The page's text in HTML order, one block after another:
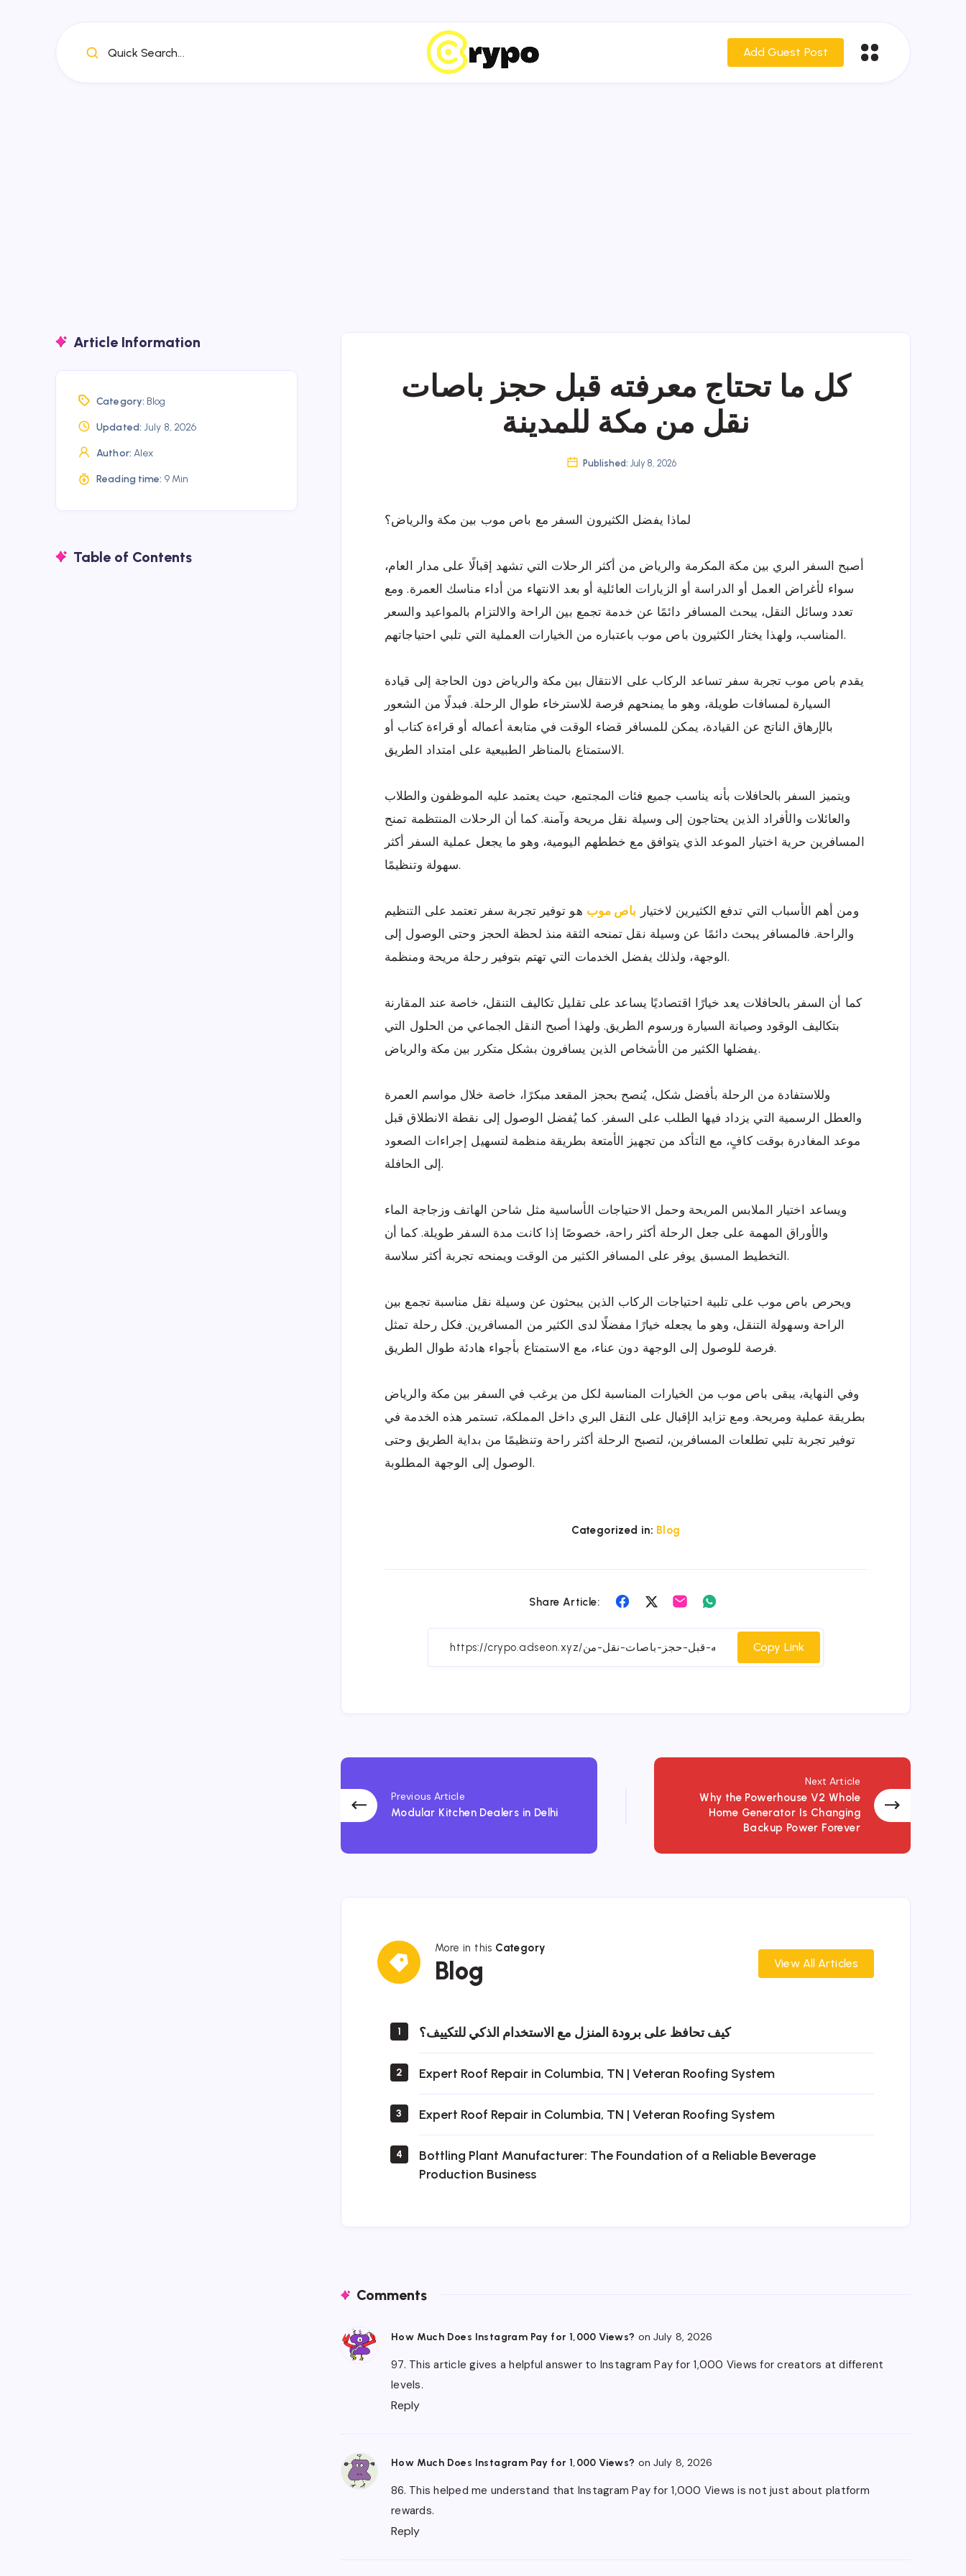
Quick Search... Add Guest Post
كل ما تحتاج معرفته قبل حجز باصات
نقل من مكة للمدينة
Published: July 8, 2026
لماذا يفضل الكثيرون السفر مع باص موب بين مكة والرياض؟
أصبح السفر البري بين مكة المكرمة والرياض من أكثر الرحلات التي تشهد إقبالًا على مدار العام،
سواء لأغراض العمل أو الدراسة أو الزيارات العائلية أو بعد الانتهاء من أداء مناسك العمرة. ومع
تعدد وسائل النقل، يبحث المسافر دائمًا عن خدمة تجمع بين الراحة والالتزام بالمواعيد والسعر
المناسب، ولهذا يختار الكثيرون باص موب باعتباره من الخيارات العملية التي تلبي احتياجاتهم.
يقدم باص موب تجربة سفر تساعد الركاب على الانتقال بين مكة والرياض دون الحاجة إلى قيادة
السيارة لمسافات طويلة، وهو ما يمنحهم فرصة للاسترخاء طوال الرحلة. فبدلًا من الشعور
بالإرهاق الناتج عن القيادة، يمكن للمسافر قضاء الوقت في متابعة أعماله أو قراءة كتاب أو
الاستمتاع بالمناظر الطبيعية على امتداد الطريق.
ويتميز السفر بالحافلات بأنه يناسب جميع فئات المجتمع، حيث يعتمد عليه الموظفون والطلاب
والعائلات والأفراد الذين يحتاجون إلى وسيلة نقل مريحة وآمنة. كما أن الرحلات المنتظمة تمنح
المسافرين حرية اختيار الموعد الذي يتوافق مع خططهم اليومية، وهو ما يجعل عملية السفر أكثر
سهولة وتنظيمًا.
ومن أهم الأسباب التي تدفع الكثيرين لاختيار باص موب هو توفير تجربة سفر تعتمد على التنظيم
والراحة. فالمسافر يبحث دائمًا عن وسيلة نقل تمنحه الثقة منذ لحظة الحجز وحتى الوصول إلى
الوجهة، ولذلك يفضل الخدمات التي تهتم بتوفير رحلة مريحة ومنظمة.
كما أن السفر بالحافلات يعد خيارًا اقتصاديًا يساعد على تقليل تكاليف التنقل، خاصة عند المقارنة
بتكاليف الوقود وصيانة السيارة ورسوم الطريق. ولهذا أصبح النقل الجماعي من الحلول التي
يفضلها الكثير من الأشخاص الذين يسافرون بشكل متكرر بين مكة والرياض.
وللاستفادة من الرحلة بأفضل شكل، يُنصح بحجز المقعد مبكرًا، خاصة خلال مواسم العمرة
والعطل الرسمية التي يزداد فيها الطلب على السفر. كما يُفضل الوصول إلى نقطة الانطلاق قبل
موعد المغادرة بوقت كافٍ، مع التأكد من تجهيز الأمتعة بطريقة منظمة لتسهيل إجراءات الصعود
إلى الحافلة.
ويساعد اختيار الملابس المريحة وحمل الاحتياجات الأساسية مثل شاحن الهاتف وزجاجة الماء
والأوراق المهمة على جعل الرحلة أكثر راحة، خصوصًا إذا كانت مدة السفر طويلة. كما أن
التخطيط المسبق يوفر على المسافر الكثير من الوقت ويمنحه تجربة أكثر سلاسة.
ويحرص باص موب على تلبية احتياجات الركاب الذين يبحثون عن وسيلة نقل مناسبة تجمع بين
الراحة وسهولة التنقل، وهو ما يجعله خيارًا مفضلًا لدى الكثير من المسافرين. فكل رحلة تمثل
فرصة للوصول إلى الوجهة دون عناء، مع الاستمتاع بأجواء هادئة طوال الطريق.
وفي النهاية، يبقى باص موب من الخيارات المناسبة لكل من يرغب في السفر بين مكة والرياض
بطريقة عملية ومريحة. ومع تزايد الإقبال على النقل البري داخل المملكة، تستمر هذه الخدمة في
توفير تجربة تلبي تطلعات المسافرين، لتصبح الرحلة أكثر راحة وتنظيمًا من بداية الطريق وحتى
الوصول إلى الوجهة المطلوبة.
Categorized in: Blog
Share Article:
Share
Facebook
Share
Twitter
Share
Email
WhatsappCopy Link
Previous Article
Modular Kitchen Dealers in Delhi
Next Article
Why the Powerhouse V2 Whole
Home Generator Is Changing
Backup Power Forever
More in this Category
Blog
Blog
View All Articles
1 كيف تحافظ على برودة المنزل مع الاستخدام الذكي للتكييف؟
2 Expert Roof Repair in Columbia, TN | Veteran Roofing System
3 Expert Roof Repair in Columbia, TN | Veteran Roofing System
4
Bottling Plant Manufacturer: The Foundation of a Reliable Beverage
Production Business
Comments
How Much Does Instagram Pay for 1,000 Views? on July 8, 2026
97. This article gives a helpful answer to Instagram Pay for 1,000 Views for creators at different
levels.
Reply
How Much Does Instagram Pay for 1,000 Views? on July 8, 2026
86. This helped me understand that Instagram Pay for 1,000 Views is not just about platform
rewards.
Reply
Article Information
Category: Blog
Updated: July 8, 2026
Author: Alex
Reading time: 9 Min
Table of Contents